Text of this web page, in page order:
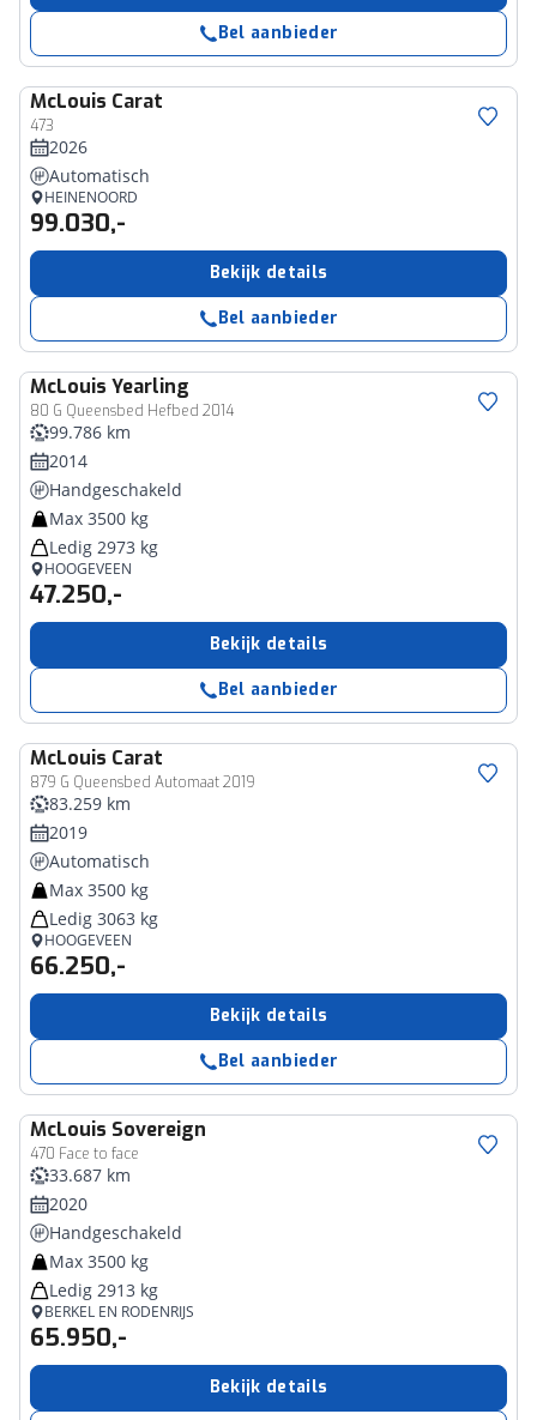
Bel aanbieder
McLouis Carat
473
2026
Automatisch
HEINENOORD
99.030,-
Bekijk details
Bel aanbieder
McLouis Yearling
80 G Queensbed Hefbed 2014
99.786 km
2014
Handgeschakeld
Max 3500 kg
Ledig 2973 kg
HOOGEVEEN
47.250,-
Bekijk details
Bel aanbieder
McLouis Carat
879 G Queensbed Automaat 2019
83.259 km
2019
Automatisch
Max 3500 kg
Ledig 3063 kg
HOOGEVEEN
66.250,-
Bekijk details
Bel aanbieder
McLouis Sovereign
470 Face to face
33.687 km
2020
Handgeschakeld
Max 3500 kg
Ledig 2913 kg
BERKEL EN RODENRIJS
65.950,-
Bekijk details